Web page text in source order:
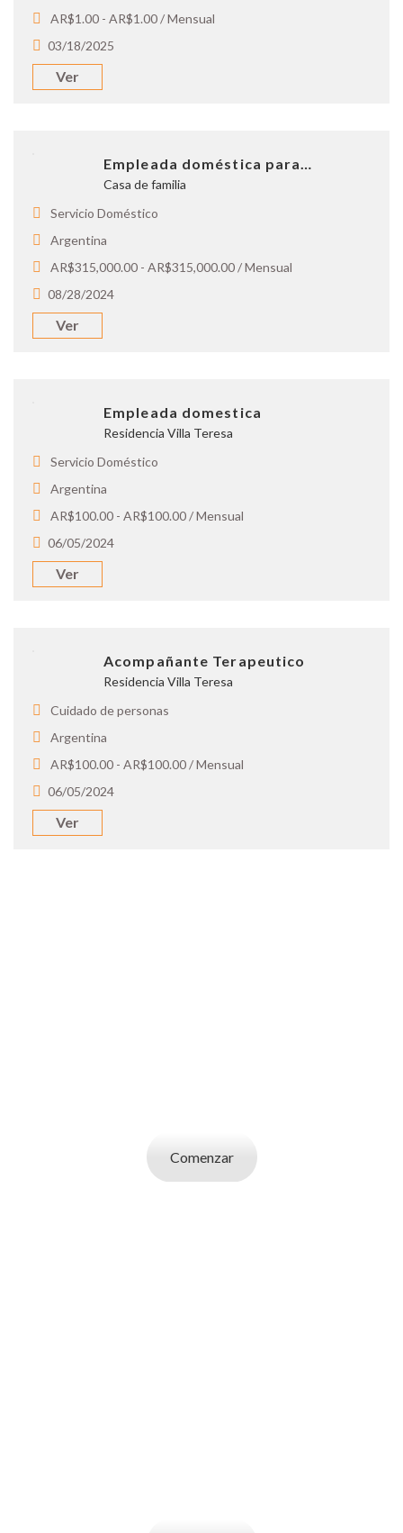
AR$1.00 - AR$1.00 / Mensual
03/18/2025
Ver
Empleada doméstica para…
Casa de familia
Servicio Doméstico
Argentina
AR$315,000.00 - AR$315,000.00 / Mensual
08/28/2024
Ver
Empleada domestica
Residencia Villa Teresa
Servicio Doméstico
Argentina
AR$100.00 - AR$100.00 / Mensual
06/05/2024
Ver
Acompañante Terapeutico
Residencia Villa Teresa
Cuidado de personas
Argentina
AR$100.00 - AR$100.00 / Mensual
06/05/2024
Ver
Comenzar